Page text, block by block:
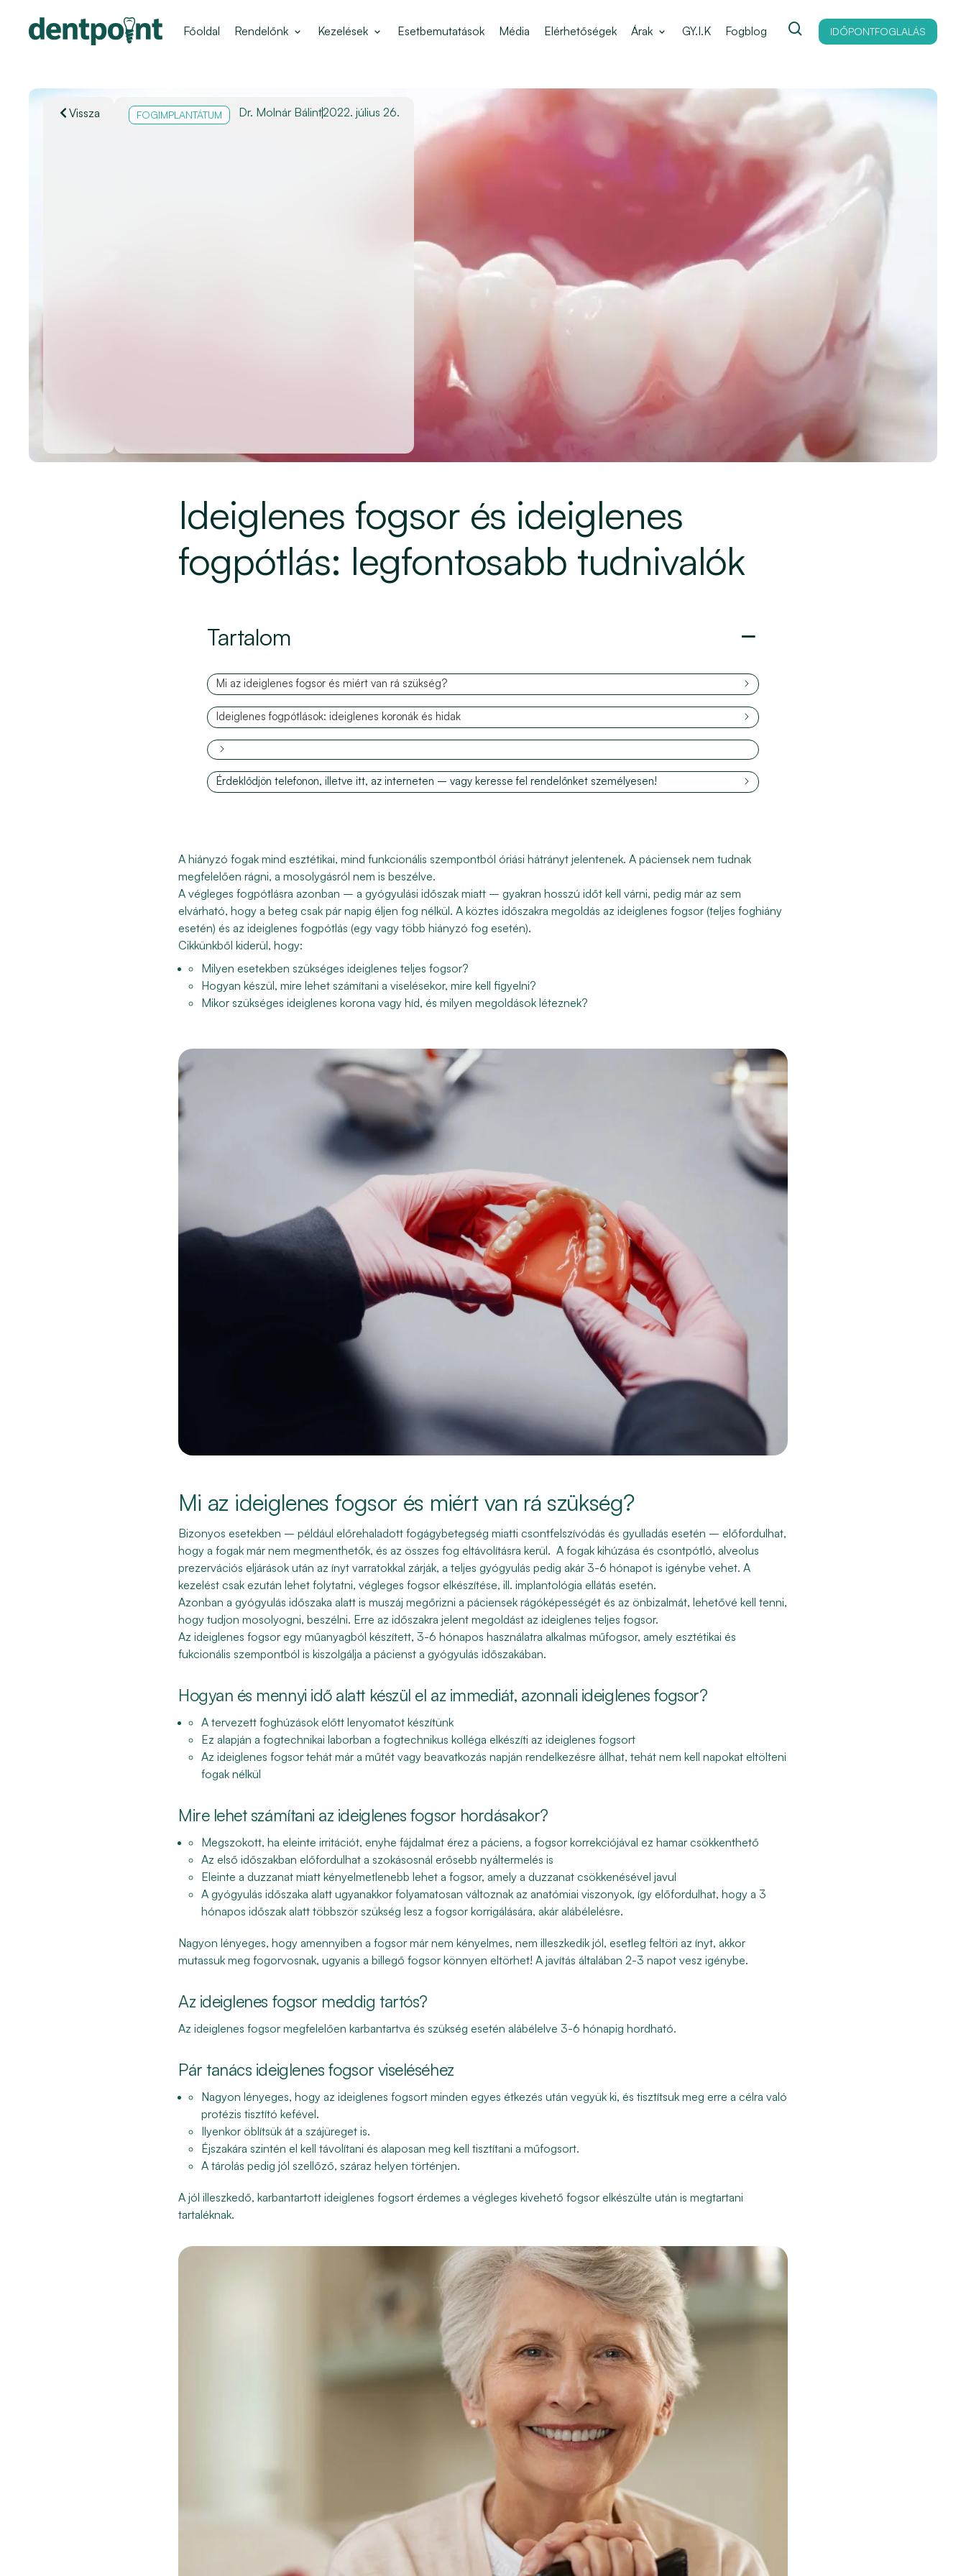
Főoldal Rendelőnk Kezelések Esetbemutatások Média Elérhetőségek Árak GY.I.K Fogblog IDŐPONTFOGLALÁS
Vissza FOGIMPLANTÁTUM Dr. Molnár Bálint2022. július 26.
Ideiglenes fogsor és ideiglenes
fogpótlás: legfontosabb tudnivalók
Tartalom
Mi az ideiglenes fogsor és miért van rá szükség?
Ideiglenes fogpótlások: ideiglenes koronák és hidak
Érdeklődjön telefonon, illetve itt, az interneten – vagy keresse fel rendelőnket személyesen!
A hiányzó fogak mind esztétikai, mind funkcionális szempontból óriási hátrányt jelentenek. A páciensek nem tudnak
megfelelően rágni, a mosolygásról nem is beszélve.
A végleges fogpótlásra azonban – a gyógyulási időszak miatt – gyakran hosszú időt kell várni, pedig már az sem
elvárható, hogy a beteg csak pár napig éljen fog nélkül. A köztes időszakra megoldás az ideiglenes fogsor (teljes foghiány
esetén) és az ideiglenes fogpótlás (egy vagy több hiányzó fog esetén).
Cikkünkből kiderül, hogy:
Milyen esetekben szükséges ideiglenes teljes fogsor?
Hogyan készül, mire lehet számítani a viselésekor, mire kell figyelni?
Mikor szükséges ideiglenes korona vagy híd, és milyen megoldások léteznek?
Mi az ideiglenes fogsor és miért van rá szükség?
Bizonyos esetekben – például előrehaladott fogágybetegség miatti csontfelszívódás és gyulladás esetén – előfordulhat,
hogy a fogak már nem megmenthetők, és az összes fog eltávolításra kerül. A fogak kihúzása és csontpótló, alveolus
prezervációs eljárások után az ínyt varratokkal zárják, a teljes gyógyulás pedig akár 3-6 hónapot is igénybe vehet. A
kezelést csak ezután lehet folytatni, végleges fogsor elkészítése, ill. implantológia ellátás esetén.
Azonban a gyógyulás időszaka alatt is muszáj megőrizni a páciensek rágóképességét és az önbizalmát, lehetővé kell tenni,
hogy tudjon mosolyogni, beszélni. Erre az időszakra jelent megoldást az ideiglenes teljes fogsor.
Az ideiglenes fogsor egy műanyagból készített, 3-6 hónapos használatra alkalmas műfogsor, amely esztétikai és
fukcionális szempontból is kiszolgálja a pácienst a gyógyulás időszakában.
Hogyan és mennyi idő alatt készül el az immediát, azonnali ideiglenes fogsor?
A tervezett foghúzások előtt lenyomatot készítünk
Ez alapján a fogtechnikai laborban a fogtechnikus kolléga elkészíti az ideiglenes fogsort
Az ideiglenes fogsor tehát már a műtét vagy beavatkozás napján rendelkezésre állhat, tehát nem kell napokat eltölteni
fogak nélkül
Mire lehet számítani az ideiglenes fogsor hordásakor?
Megszokott, ha eleinte irritációt, enyhe fájdalmat érez a páciens, a fogsor korrekciójával ez hamar csökkenthető
Az első időszakban előfordulhat a szokásosnál erősebb nyáltermelés is
Eleinte a duzzanat miatt kényelmetlenebb lehet a fogsor, amely a duzzanat csökkenésével javul
A gyógyulás időszaka alatt ugyanakkor folyamatosan változnak az anatómiai viszonyok, így előfordulhat, hogy a 3
hónapos időszak alatt többször szükség lesz a fogsor korrigálására, akár alábélelésre.
Nagyon lényeges, hogy amennyiben a fogsor már nem kényelmes, nem illeszkedik jól, esetleg feltöri az ínyt, akkor
mutassuk meg fogorvosnak, ugyanis a billegő fogsor könnyen eltörhet! A javítás általában 2-3 napot vesz igénybe.
Az ideiglenes fogsor meddig tartós?
Az ideiglenes fogsor megfelelően karbantartva és szükség esetén alábélelve 3-6 hónapig hordható.
Pár tanács ideiglenes fogsor viseléséhez
Nagyon lényeges, hogy az ideiglenes fogsort minden egyes étkezés után vegyük ki, és tisztítsuk meg erre a célra való
protézis tisztító kefével.
Ilyenkor öblítsük át a szájüreget is.
Éjszakára szintén el kell távolítani és alaposan meg kell tisztítani a műfogsort.
A tárolás pedig jól szellőző, száraz helyen történjen.
A jól illeszkedő, karbantartott ideiglenes fogsort érdemes a végleges kivehető fogsor elkészülte után is megtartani
tartaléknak.